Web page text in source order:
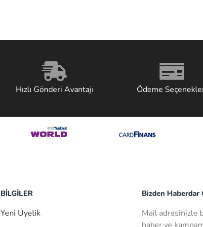
Hızlı Gönderi Avantajı Ödeme
BİLGİLER
Yeni Üyelik
Bizden Haberdar
Mail adresinizle